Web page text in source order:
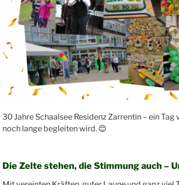
30 Jahre Schaalsee Residenz Zarrentin – ein
noch lange begleiten wird. 😊
Die Zelte stehen, die Stimmung auch –